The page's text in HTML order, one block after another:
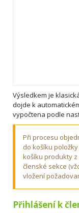
Výsledkem je
dojde k
vypočtena podle
Při procesu
do košíku
košíku produkty
členské sekce
vložení
Přihlášení k